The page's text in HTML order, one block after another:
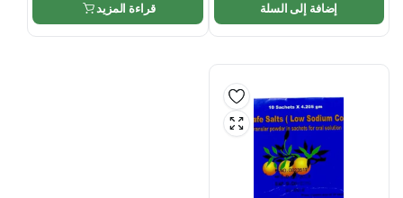
إضافة إلى السلة قراءة المزيد